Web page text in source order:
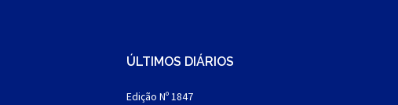
ÚLTIMOS DIÁRIOS
Edição Nº 1847